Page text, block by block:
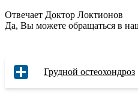
Отвечает Доктор Локтионов
Да, Вы можете обращаться в
Грудной остеохондроз